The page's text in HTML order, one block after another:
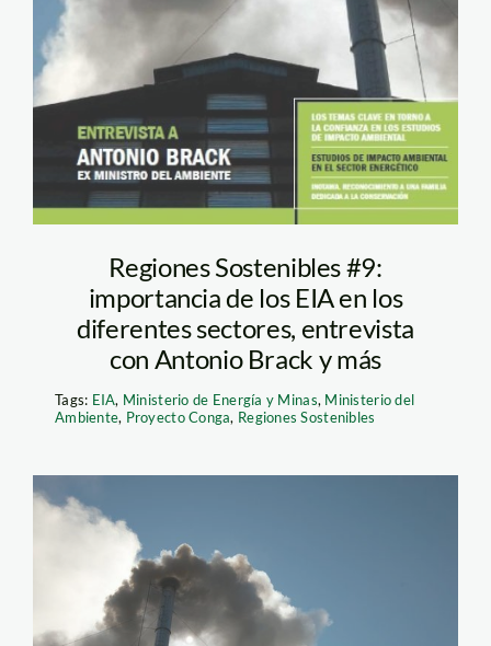
Regiones Sostenibles #9:
importancia de los EIA en los
diferentes sectores, entrevista
con Antonio Brack y más
Tags: EIA, Ministerio de Energía y Minas, Ministerio del
Ambiente, Proyecto Conga, Regiones Sostenibles